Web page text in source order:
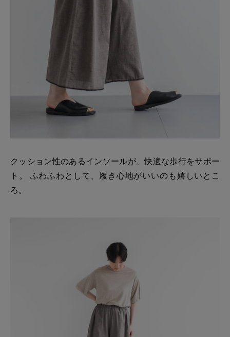
クッション性のあるインソールが、快適な歩行をサポー
ト。 ふわふわとして、履き心地がいいのも嬉しいとこ
ろ。